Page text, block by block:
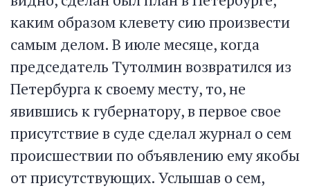
каким образом клевету сию произвести
самым делом. В июле месяце, когда
председатель Тутолмин возвратился из
Петербурга к своему месту, то, не
явившись к губернатору, в первое свое
присутствие в суде сделал журнал о сем
происшествии по объявлению ему якобы
от присутствующих. Услышав о сем,